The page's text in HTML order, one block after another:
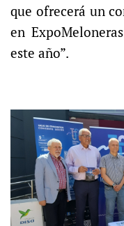
que ofrecerá un
en
este año”.